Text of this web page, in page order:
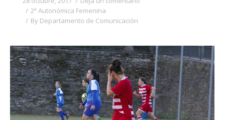
2ª Autonómica Femenina
By Departamento de Comunicación